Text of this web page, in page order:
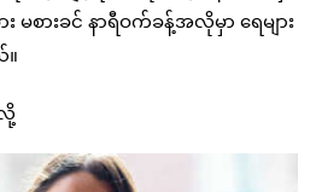
း မစားခင် နာရီဝက်ခန့်အလိုမှာ ရေများ
။